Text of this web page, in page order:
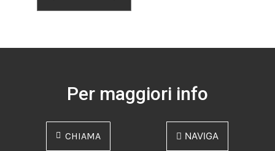
Per maggiori info
CHIAMA NAVIGA